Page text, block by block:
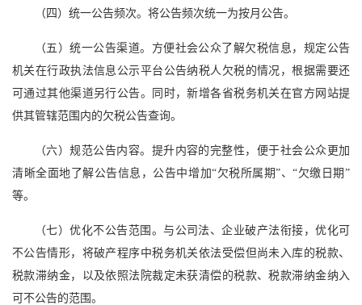
（四）统一公告频次。将公告频次统一为按月公告。
（五）统一公告渠道。方便社会公众了解欠税信息，规定公告
机关在行政执法信息公示平台公告纳税人欠税的情况，根据需要还
可通过其他渠道另行公告。同时，新增各省税务机关在官方网站提
供其管辖范围内的欠税公告查询。
（六）规范公告内容。提升内容的完整性，便于社会公众更加
清晰全面地了解公告信息，公告中增加“欠税所属期”、“欠缴日期”
等。
（七）优化不公告范围。与公司法、企业破产法衔接，优化可
不公告情形，将破产程序中税务机关依法受偿但尚未入库的税款、
税款滞纳金，以及依照法院裁定未获清偿的税款、税款滞纳金纳入
可不公告的范围。